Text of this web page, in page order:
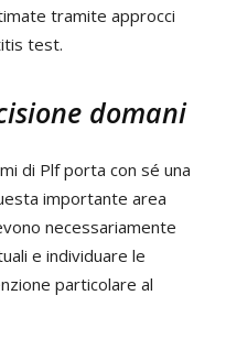
tramite approcci
test.
domani
di Plf porta con sé una
importante area
necessariamente
e individuare le
particolare al